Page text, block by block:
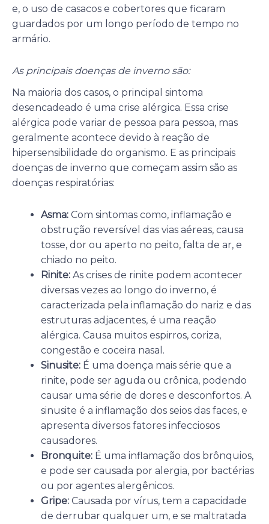
e, o uso de casacos e cobertores que ficaram
guardados por um longo período de tempo no
armário.
As principais doenças de inverno são:
Na maioria dos casos, o principal sintoma
desencadeado é uma crise alérgica. Essa crise
alérgica pode variar de pessoa para pessoa, mas
geralmente acontece devido à reação de
hipersensibilidade do organismo. E as principais
doenças de inverno que começam assim são as
doenças respiratórias:
Asma: Com sintomas como, inflamação e
obstrução reversível das vias aéreas, causa
tosse, dor ou aperto no peito, falta de ar, e
chiado no peito.
Rinite: As crises de rinite podem acontecer
diversas vezes ao longo do inverno, é
caracterizada pela inflamação do nariz e das
estruturas adjacentes, é uma reação
alérgica. Causa muitos espirros, coriza,
congestão e coceira nasal.
Sinusite: É uma doença mais série que a
rinite, pode ser aguda ou crônica, podendo
causar uma série de dores e desconfortos. A
sinusite é a inflamação dos seios das faces, e
apresenta diversos fatores infecciosos
causadores.
Bronquite: É uma inflamação dos brônquios,
e pode ser causada por alergia, por bactérias
ou por agentes alergênicos.
Gripe: Causada por vírus, tem a capacidade
de derrubar qualquer um, e se maltratada